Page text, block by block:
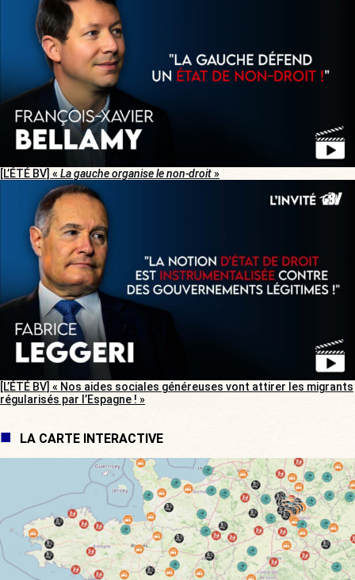
[L’ÉTÉ BV] « La gauche organise le non-droit»
[L’ÉTÉ BV] « Nos aides sociales généreuses vont attirer les migrants
régularisés par l’Espagne ! »
LA CARTE INTERACTIVE